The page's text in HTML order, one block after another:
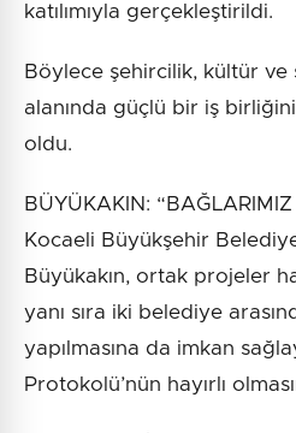
katılımıyla gerçekleştirildi.
Böylece şehircilik, kültür
alanında güçlü bir iş
oldu.
BÜYÜKAKIN:
Kocaeli Büyükşehir
Büyükakın, ortak projeler
yanı sıra iki belediye
yapılmasına da imkan
Protokolü’nün hayırlı